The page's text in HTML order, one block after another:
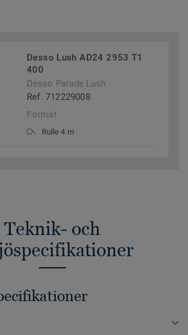
Desso Lush AD24 2953 T1
400
Desso Parade Lush
Ref. 712229008
Format
Rulle 4 m
Teknik- och